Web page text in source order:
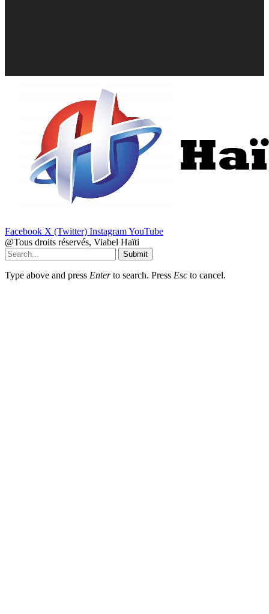
Facebook X (Twitter) InstagramYouTube
@Tous droits réservés, Viabel Haïti
Submit
Type above and press Enterto search. Press Esc to cancel.